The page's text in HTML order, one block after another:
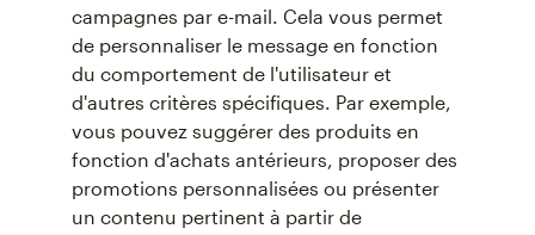
campagnes par e-mail. Cela vous permet
de personnaliser le message en fonction
du comportement de l'utilisateur et
d'autres critères spécifiques. Par exemple,
vous pouvez suggérer des produits en
fonction d'achats antérieurs, proposer des
promotions personnalisées ou présenter
un contenu pertinent à partir de